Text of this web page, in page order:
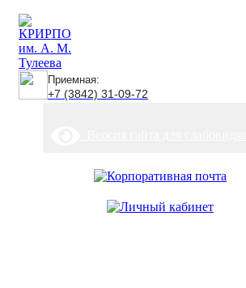
Приемная:
+7 (3842) 31-09-72